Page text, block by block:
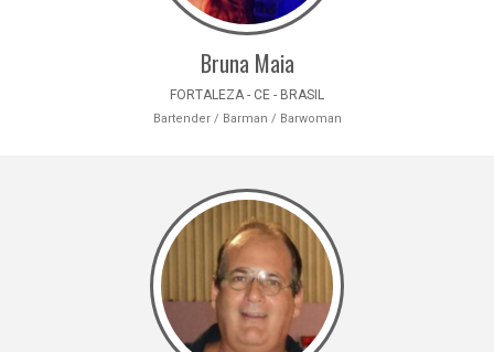
Bruna Maia
FORTALEZA - CE - BRASIL
Bartender / Barman / Barwoman